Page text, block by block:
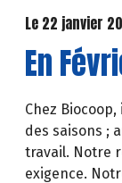
Le 22 janvier
En
Chez
des saisons ;
travail. Notre
exigence.